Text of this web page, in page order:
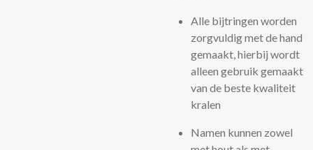
Alle bijtringen worden
zorgvuldig met de hand
gemaakt, hierbij wordt
alleen gebruik gemaakt
van de beste kwaliteit
kralen
Namen kunnen zowel